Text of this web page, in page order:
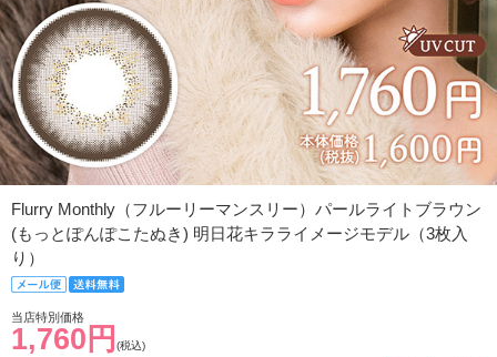
Flurry Monthly（フルーリーマンスリー）パールライトブラウン
(もっとぽんぽこたぬき) 明日花キラライメージモデル（3枚入
り）
当店特別価格
1,760円 (税込)